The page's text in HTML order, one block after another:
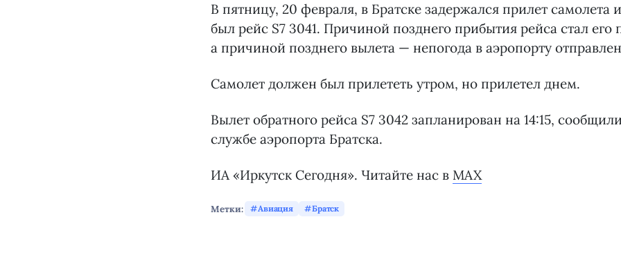
В пятницу, 20 февраля, в Братске задержался прилет самолета
был рейс S7 3041. Причиной позднего прибытия рейса стал его
а причиной позднего вылета — непогода в аэропорту
Самолет должен был прилететь утром, но прилетел днем.
Вылет обратного рейса S7 3042 запланирован на 14:15,
службе аэропорта Братска.
ИА «Иркутск Сегодня». Читайте нас в MAX
Метки: Авиация Братск